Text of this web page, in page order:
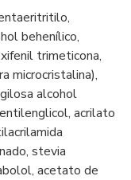
behenílico,
trimeticona,
microcristalina),
alcohol
acrilato
stevia
acetato de